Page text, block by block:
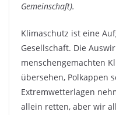
Gemeinschaft).
Klimaschutz ist eine
Gesellschaft. Die
menschengemachten
übersehen, Polkappen
Extremwetterlagen
allein retten, aber wir